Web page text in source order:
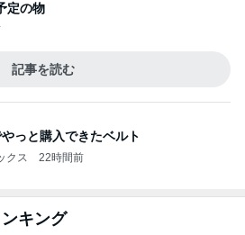
定の物
記事を読む
っと購入できたベルト
クス 22時間前
キング